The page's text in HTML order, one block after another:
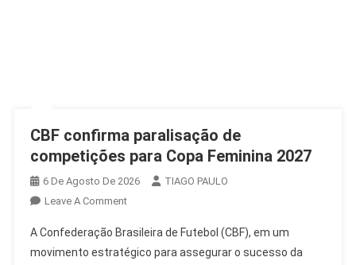
CBF confirma paralisação de
competições para Copa Feminina 2027
6 De Agosto De 2026
TIAGO PAULO
Leave A CommentOn
Confirma
Paralisação
A Confederação Brasileira de Futebol (CBF), em um
movimento estratégico para assegurar o sucesso da